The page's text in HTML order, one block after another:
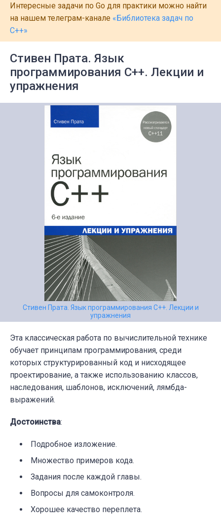
Интересные задачи по Go для практики можно найти
на нашем телеграм-канале «Библиотека задач по
C++»
Стивен Прата. Язык
программирования C++. Лекции и
упражнения
Стивен Прата. Язык программирования C++. Лекции и
упражнения
Эта классическая работа по вычислительной технике
обучает принципам программирования, среди
которых структурированный код и нисходящее
проектирование, а также использованию классов,
наследования, шаблонов, исключений, лямбда-
выражений.
Достоинства:
Подробное изложение.
Множество примеров кода.
Задания после каждой главы.
Вопросы для самоконтроля.
Хорошее качество переплета.